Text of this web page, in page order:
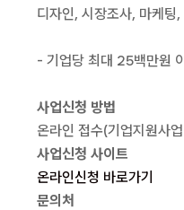
디자인, 시장조사, 마케팅
- 기업당 최대 25백만원
사업신청 방법
온라인 접수(기업지원사
사업신청 사이트
온라인신청 바로가기
문의처